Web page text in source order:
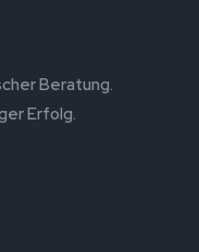
Beratung.
Erfolg.